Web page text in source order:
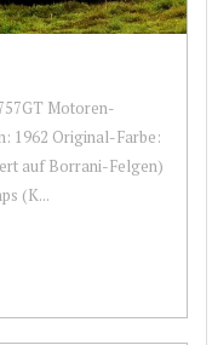
Motoren-
1962 Original-Farbe:
auf Borrani-Felgen)
(K...